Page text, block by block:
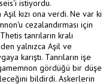
istiyordu.
kızı ona verdi. Ne var ki
cezalandırması için
tanrıların kralı
yalnızca Aşil ve
karıştı. Tanrıların işe
gördüğü bir düşe
bildirdi. Askerlerin